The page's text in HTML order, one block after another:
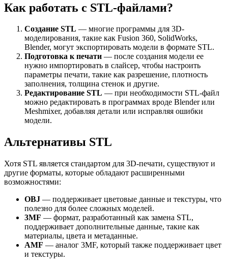
Как работать с STL-файлами?
Создание STL — многие программы для 3D-
моделирования, такие как Fusion 360, SolidWorks,
Blender, могут экспортировать модели в формате STL.
Подготовка к печати — после создания модели ее
нужно импортировать в слайсер, чтобы настроить
параметры печати, такие как разрешение, плотность
заполнения, толщина стенок и другие.
Редактирование STL — при необходимости STL-файл
можно редактировать в программах вроде Blender или
Meshmixer, добавляя детали или исправляя ошибки
модели.
Альтернативы STL
Хотя STL является стандартом для 3D-печати, существуют и
другие форматы, которые обладают расширенными
возможностями:
OBJ — поддерживает цветовые данные и текстуры, что
полезно для более сложных моделей.
3MF — формат, разработанный как замена STL,
поддерживает дополнительные данные, такие как
материалы, цвета и метаданные.
AMF — аналог 3MF, который также поддерживает цвет
и текстуры.